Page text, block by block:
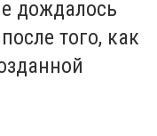
дождалось
того, как